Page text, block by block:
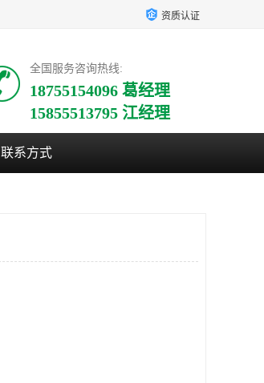
资质认证
全国服务咨询热线:
18755154096 葛经理
15855513795 江经理
联系方式